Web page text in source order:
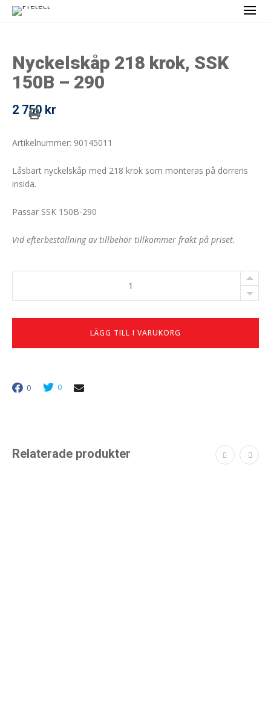
Nyckelskåp 218 krok, SSK
150B – 290
2 750 kr
Artikelnummer: 90145011
Låsbart nyckelskåp med 218 krok som monteras på dörrens
insida.
Passar SSK 150B-290
Vid efterbeställning av tillbehör tillkommer frakt på priset.
krok,
SSK
LÄGG TILL I VARUKORG
0 0
Relaterade produkter